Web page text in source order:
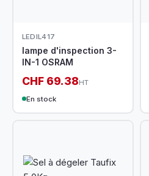
LEDIL417
lampe d'inspection 3-
IN-1 OSRAM
CHF 69.38HT
En stock